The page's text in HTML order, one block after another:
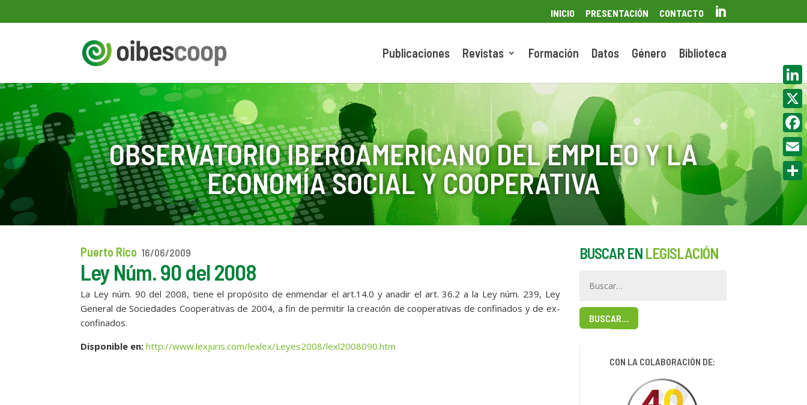
INICIO PRESENTACIÓN CONTACTO 
Publicaciones Revistas Formación Datos Género Biblioteca
OBSERVATORIO IBEROAMERICANO DEL EMPLEO Y LA
ECONOMÍA SOCIAL Y COOPERATIVA
Puerto Rico 16/06/2009
Ley Núm. 90 del 2008
La Ley núm. 90 del 2008, tiene el propósito de enmendar el art.14.0 y anadir el art. 36.2 a la Ley núm. 239, Ley
General de Sociedades Cooperativas de 2004, a fin de permitir la creación de cooperativas de confinados y de ex-
confinados.
Disponible en:http://www.lexjuris.com/lexlex/Leyes2008/lexl2008090.htm
BUSCAR EN LEGISLACIÓN
BUSCAR…
CON LA COLABORACIÓN DE:
X
Email